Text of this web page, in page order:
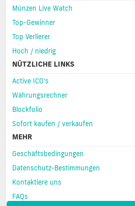
Münzen Live Watch
Top-Gewinner
Top Verlierer
Hoch / niedrig
NÜTZLICHE LINKS
Active ICO's
Währungsrechner
Blockfolio
Sofort kaufen / verkaufen
MEHR
Geschäftsbedingungen
Datenschutz-Bestimmungen
Kontaktiere uns
FAQs